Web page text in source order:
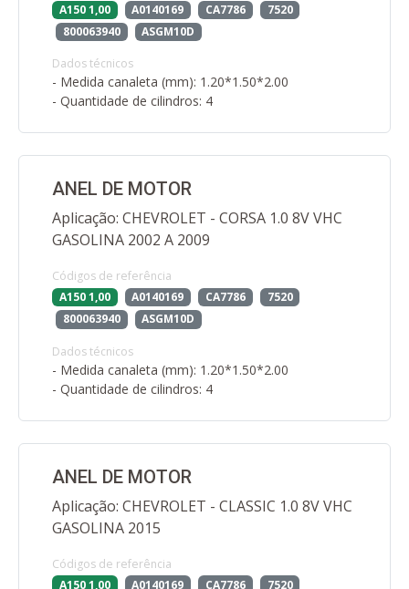
A150 1,00
A0140169 CA7786
7520
800063940
ASGM10D
Dados técnicos
- Medida canaleta (mm): 1.20*1.50*2.00
- Quantidade de cilindros: 4
ANEL DE MOTOR
Aplicação: CHEVROLET - CORSA 1.0 8V VHC
GASOLINA 2002 A 2009
Códigos de referência
A150 1,00
A0140169 CA7786
7520
800063940
ASGM10D
Dados técnicos
- Medida canaleta (mm): 1.20*1.50*2.00
- Quantidade de cilindros: 4
ANEL DE MOTOR
Aplicação: CHEVROLET - CLASSIC 1.0 8V VHC
GASOLINA 2015
Códigos de referência
A150 1,00
A0140169 CA7786
7520